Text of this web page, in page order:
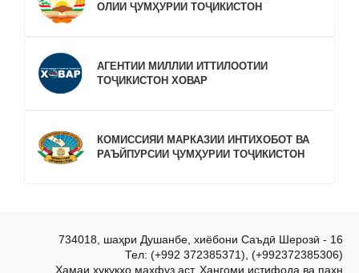
ОЛИИ ҶУМҲУРИИ ТОҶИКИСТОН
АГЕНТИИ МИЛЛИИ ИТТИЛООТИИ
ТОҶИКИСТОН ХОВАР
КОМИССИЯИ МАРКАЗИИ ИНТИХОБОТ ВА
РАЪЙПУРСИИ ҶУМҲУРИИ ТОҶИКИСТОН
734018, шаҳри Душанбе, хиёбони Саъдӣ Шерозӣ - 16
Тел: (+992 372385371), (+992372385306)
Ҳамаи ҳуқуқҳо маҳфуз аст. Ҳангоми истифода ва паҳн